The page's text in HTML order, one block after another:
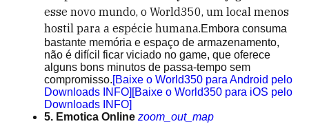
esse novo mundo, o World350, um local menos
hostil para a espécie humana.Embora consuma
bastante memória e espaço de armazenamento,
não é difícil ficar viciado no game, que oferece
alguns bons minutos de passa-tempo sem
compromisso.[Baixe o World350 para Android pelo
Downloads INFO] [Baixe o World350 para iOS pelo
Downloads INFO]
5. Emotica Online zoom_out_map